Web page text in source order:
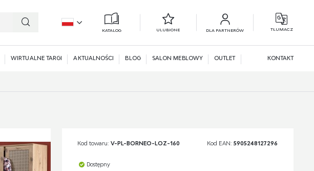
KATALOG ULUBIONE DLA PARTNERÓW TŁUMACZ
WIRTUALNE TARGI AKTUALNOŚCI BLOG SALON MEBLOWY OUTLET KONTAKT
Kod towaru: V-PL-BORNEO-LOZ-160 Kod EAN: 5905248127296
Dostępny